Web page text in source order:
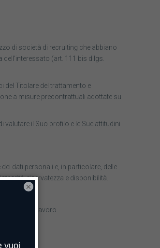
di società di recruiting che abbiano
(art. 111 bis d.lgs.
del Titolare del trattamento e
a misure precontrattuali adottate su
valutare il Suo profilo e le Sue attitudini
dati personali e, in particolare, delle
riservatezza e disponibilità.
ricerca lavoro.
×